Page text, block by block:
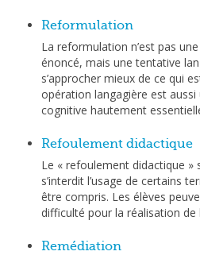
Reformulation
La reformulation n’est pas
énoncé, mais une tentative
s’approcher mieux de ce qui
opération langagière est
cognitive hautement
Refoulement didactique
Le « refoulement didactique »
s’interdit l’usage de certains
être compris. Les élèves
difficulté pour la réalisation de
Remédiation